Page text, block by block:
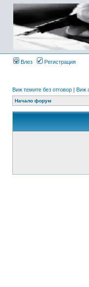
Влез Регистрация
Виж темите без отговор | Виж
Начало форум